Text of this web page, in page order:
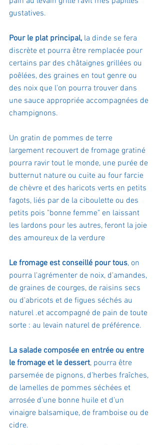
gustatives.
Pour le plat principal, la dinde se fera
discrète et pourra être remplacée pour
certains par des châtaignes grillées ou
poêlées, des graines en tout genre ou
des noix que l'on pourra trouver dans
une sauce appropriée accompagnées de
champignons.
Un gratin de pommes de terre
largement recouvert de fromage gratiné
pourra ravir tout le monde, une purée de
butternut nature ou cuite au four farcie
de chèvre et des haricots verts en petits
fagots, liés par de la ciboulette ou des
petits pois "bonne femme" en laissant
les lardons pour les autres, feront la joie
des amoureux de la verdure
Le fromage est conseillé pour tous, on
pourra l'agrémenter de noix, d'amandes,
de graines de courges, de raisins secs
ou d'abricots et de figues séchés au
naturel .et accompagné de pain de toute
sorte : au levain naturel de préférence.
La salade composée en entrée ou entre
le fromage et le dessert, pourra être
parsemée de pignons, d'herbes fraîches,
de lamelles de pommes séchées et
arrosée d'une bonne huile et d'un
vinaigre balsamique, de framboise ou de
cidre.